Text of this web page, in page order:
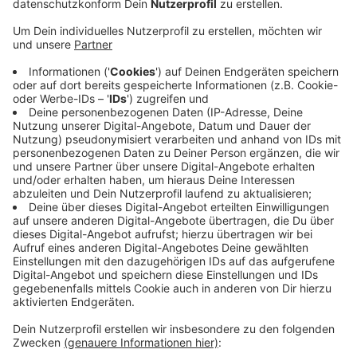
Demnach klafft im Haushalts-Entwurf für das nächste
Jahr ein Loch. Die Konjunkturlage in Deutschland ist
schlechter geworden und das macht sich laut
Bürgermeister auch beim Korschenbroicher Haushalt
bemerkbar. Insgesamt würden rund 650.000 Euro
fehlen. Ein Defizit darf Korschenbroich als
Stärkungspakt-Kommune allerdings nicht haben.
Deshalb sind Steuererhöhungen geplant. Allerdings
hofft die Stadt bis Ende des Jahres noch Geld über
den Verkauf von Bauland-Grundstücken einzunehmen.
Dann könnten die Steuererhöhungen geringer ausfallen
oder möglicherweise sogar ganz abgewendet werden.